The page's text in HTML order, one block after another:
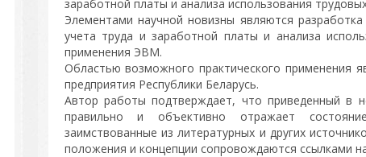
заработной платы и анализа использования
Элементами научной новизны являются
учета труда и заработной платы и анализа
применения ЭВМ.
Областью возможного практического применения
предприятия Республики Беларусь.
Автор работы подтверждает, что приведенный в
правильно и объективно отражает
заимствованные из литературных и других
положения и концепции сопровождаются ссылками